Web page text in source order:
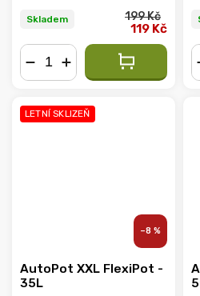
Skladem 199 Kč
119 Kč
LETNÍ SKLIZEŇ
–8 %
AutoPot XXL FlexiPot -
35L